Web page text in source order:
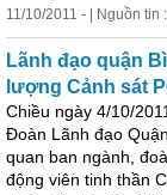
11/10/2011 - | Nguồn tin
Lãnh đạo quận
lượng Cảnh sát
Chiều ngày 4/10/
Đoàn Lãnh đạo
quan ban ngành,
động viên tinh thần